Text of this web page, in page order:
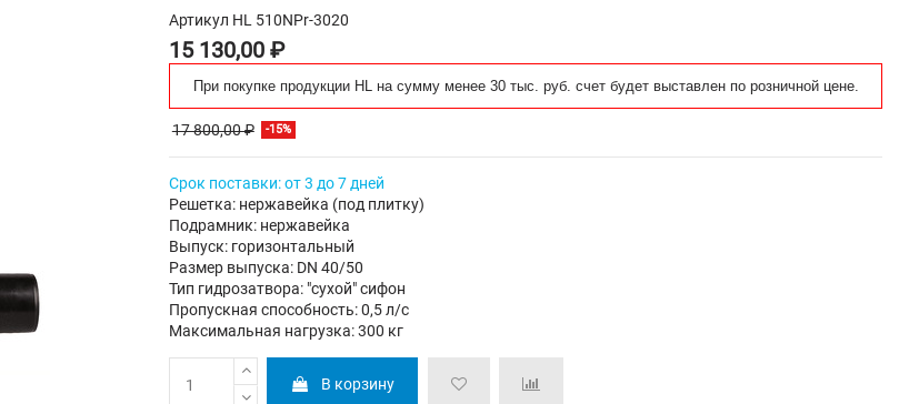
Артикул HL 510NPr-3020
15 130,00 ₽
При покупке продукции HL на сумму менее 30 тыс. руб. счет будет выставлен по розничной цене.
17 800,00 ₽ -15%
Срок поставки: от 3 до 7 дней
Решетка: нержавейка (под плитку)
Подрамник: нержавейка
Выпуск: горизонтальный
Размер выпуска: DN 40/50
Тип гидрозатвора: "сухой" сифон
Пропускная способность: 0,5 л/с
Максимальная нагрузка: 300 кг
В корзину